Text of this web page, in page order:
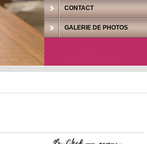
CONTACT
GALERIE DE PHOTOS